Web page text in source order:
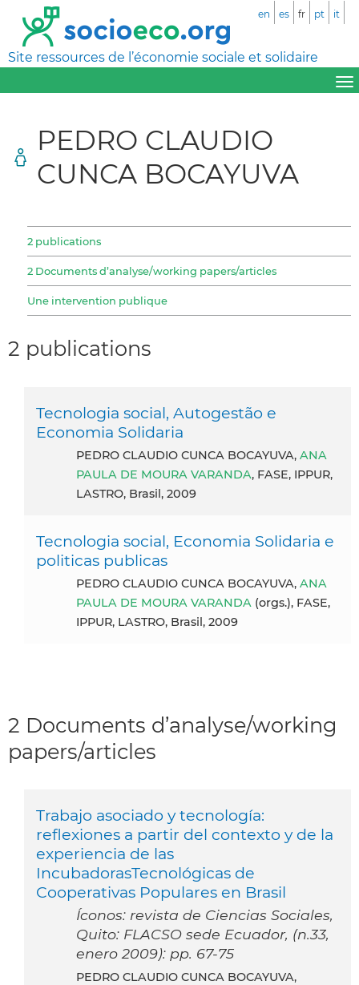
Site ressources de l’économie sociale et solidaire
en es fr pt it
PEDRO CLAUDIO
CUNCA BOCAYUVA
2 publications
2 Documents d’analyse/working papers/articles
Une intervention publique
2 publications
Tecnologia social, Autogestão e
Economia Solidaria
PEDRO CLAUDIO CUNCA BOCAYUVA, ANA
PAULA DE MOURA VARANDA, FASE, IPPUR,
LASTRO, Brasil, 2009
Tecnologia social, Economia Solidaria e
politicas publicas
PEDRO CLAUDIO CUNCA BOCAYUVA, ANA
PAULA DE MOURA VARANDA (orgs.), FASE,
IPPUR, LASTRO, Brasil, 2009
2 Documents d’analyse/working
papers/articles
Trabajo asociado y tecnología:
reflexiones a partir del contexto y de la
experiencia de las
IncubadorasTecnológicas de
Cooperativas Populares en Brasil
Íconos: revista de Ciencias Sociales,
Quito: FLACSO sede Ecuador, (n.33,
enero 2009): pp. 67-75
PEDRO CLAUDIO CUNCA BOCAYUVA,